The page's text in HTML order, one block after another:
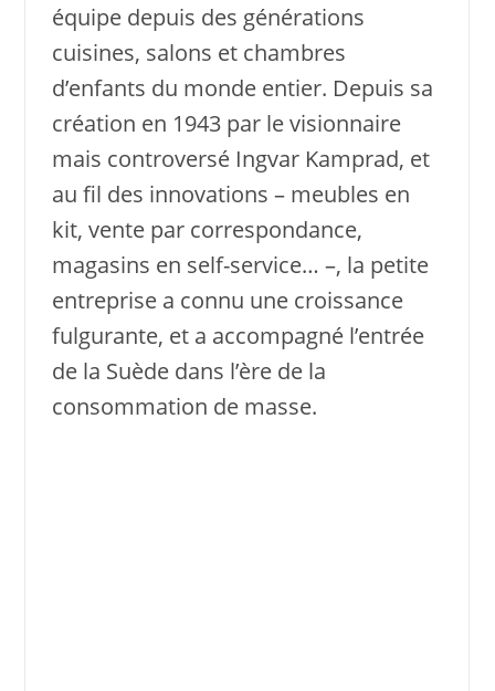
équipe depuis des générations
cuisines, salons et chambres
d’enfants du monde entier. Depuis sa
création en 1943 par le visionnaire
mais controversé Ingvar Kamprad, et
au fil des innovations – meubles en
kit, vente par correspondance,
magasins en self-service… –, la petite
entreprise a connu une croissance
fulgurante, et a accompagné l’entrée
de la Suède dans l’ère de la
consommation de masse.